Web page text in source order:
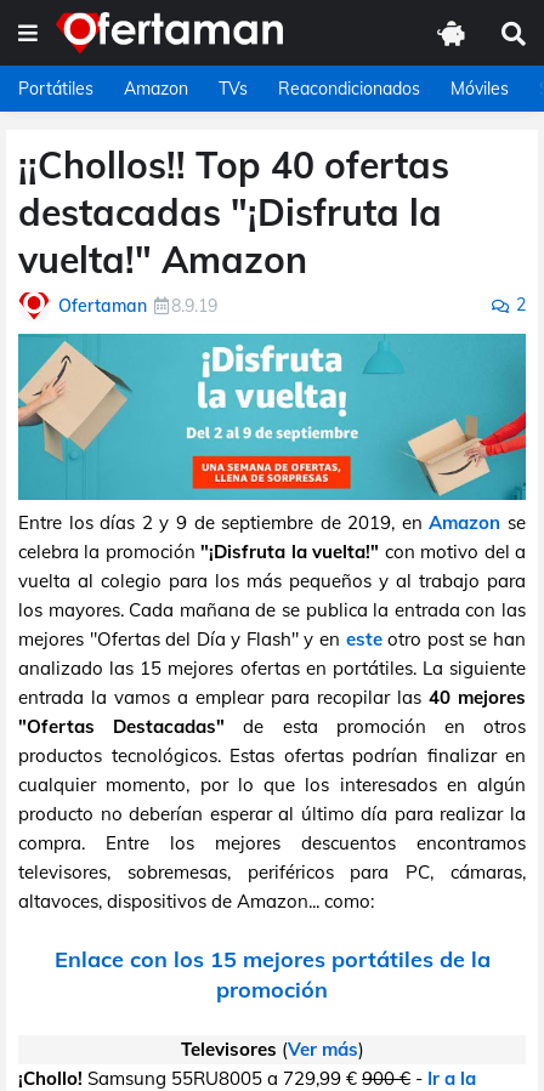
Portátiles Amazon TVs Reacondicionados Móviles
¡¡Chollos!! Top 40 ofertas
destacadas "¡Disfruta la
vuelta!" Amazon
Ofertaman 8.9.19 2
Entre los días 2 y 9 de septiembre de 2019, enAmazon se
celebra la promoción"¡Disfruta la vuelta!" con motivo del a
vuelta al colegio para los más pequeños y al trabajo para
los mayores. Cada mañana de se publica la entrada con las
mejores "Ofertas del Día y Flash" y en esteotro post se han
analizado las 15 mejores ofertas en portátiles. La siguiente
entrada la vamos a emplear para recopilar las 40 mejores
"Ofertas Destacadas" de esta promoción en otros
productos tecnológicos. Estas ofertas podrían finalizar en
cualquier momento, por lo que los interesados en algún
producto no deberían esperar al último día para realizar la
compra. Entre los mejores descuentos encontramos
televisores, sobremesas, periféricos para PC, cámaras,
altavoces, dispositivos de Amazon... como:
Enlace con los 15 mejores portátiles de la
promoción
Televisores (Ver más)
¡Chollo! Samsung 55RU8005 a 729,99 € 900 € - Ir a la